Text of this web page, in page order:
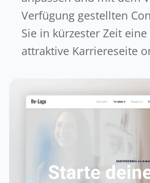
Verfügung gestellten
Sie in kürzester Zeit
attraktive Karriereseite